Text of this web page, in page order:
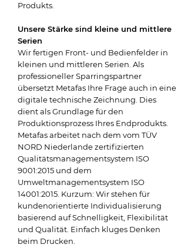
Produkts.
Unsere Stärke sind kleine und mittlere
Serien
Wir fertigen Front- und Bedienfelder in
kleinen und mittleren Serien. Als
professioneller Sparringspartner
übersetzt Metafas Ihre Frage auch in eine
digitale technische Zeichnung. Dies
dient als Grundlage für den
Produktionsprozess Ihres Endprodukts.
Metafas arbeitet nach dem vom TÜV
NORD Niederlande zertifizierten
Qualitätsmanagementsystem ISO
9001:2015 und dem
Umweltmanagementsystem ISO
14001:2015. Kurzum: Wir stehen für
kundenorientierte Individualisierung
basierend auf Schnelligkeit, Flexibilität
und Qualität. Einfach kluges Denken
beim Drucken.